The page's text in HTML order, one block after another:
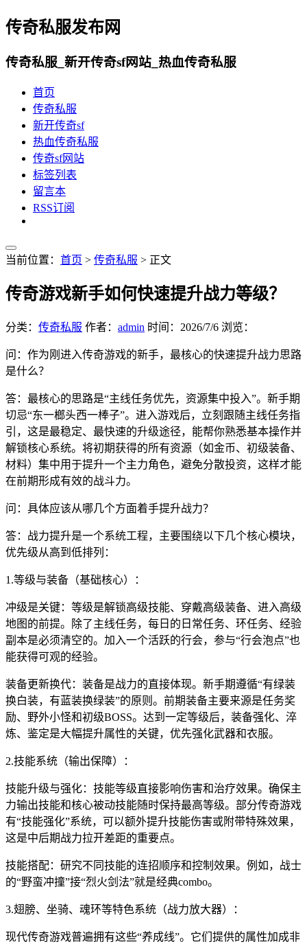
传奇私服发布网
传奇私服_新开传奇sf网站_热血传奇私服
首页
传奇私服
新开传奇sf
热血传奇私服
传奇sf网站
标签列表
留言本
RSS订阅
当前位置： 首页 > 传奇私服 > 正文
传奇游戏新手如何快速提升战力等级？
分类： 传奇私服 作者： admin 时间： 2026/7/6 浏览：
问：作为刚进入传奇游戏的新手，最核心的快速提升战力思路
是什么？
答：最核心的思路是“主线任务优先，资源集中投入”。新手期
切忌“东一榔头西一棒子”。进入游戏后，立刻跟随主线任务指
引，这是最稳定、最快速的升级途径，能帮你熟悉基本操作并
解锁核心系统。将初期获得的所有资源（如金币、初级装备、
材料）集中用于提升一个主力角色，避免分散投资，这样才能
在前期形成有效的战斗力。
问：具体应该从哪几个方面着手提升战力？
答：战力提升是一个系统工程，主要围绕以下几个核心模块，
优先级从高到低排列：
1.等级与装备（基础核心）：
冲级是关键：等级是解锁高级技能、穿戴高级装备、进入高级
地图的前提。除了主线任务，每日的日常任务、环任务、经验
副本是必须清空的。加入一个活跃的行会，参与“行会泡点”也
能获得可观的经验。
装备更新换代：装备是战力的直接体现。新手期遵循“有绿装
换白装，有蓝装换绿装”的原则。前期装备主要来源是任务奖
励、野外小怪和初级BOSS。达到一定等级后，装备强化、淬
炼、鉴定是大幅提升属性的关键，优先强化武器和衣服。
2.技能系统（输出保障）：
技能升级与强化：技能等级直接影响伤害和治疗效果。确保主
力输出技能和核心被动技能随时保持最高等级。部分传奇游戏
有“技能强化”系统，可以额外提升技能伤害或附带特殊效果，
这是中后期战力拉开差距的重要点。
技能搭配：研究不同技能的连招顺序和控制效果。例如，战士
的“野蛮冲撞”接“烈火剑法”就是经典combo。
3.翅膀、坐骑、魂环等特色系统（战力放大器）：
现代传奇游戏普遍拥有这些“养成线”。它们提供的属性加成非